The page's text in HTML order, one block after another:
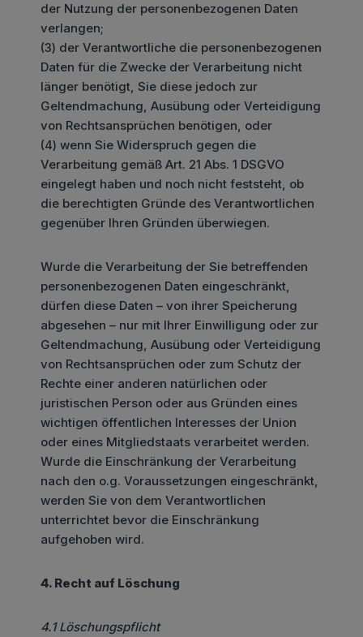
der Nutzung der personenbezogenen Daten
verlangen;
(3) der Verantwortliche die personenbezogenen
Daten für die Zwecke der Verarbeitung nicht
länger benötigt, Sie diese jedoch zur
Geltendmachung, Ausübung oder Verteidigung
von Rechtsansprüchen benötigen, oder
(4) wenn Sie Widerspruch gegen die
Verarbeitung gemäß Art. 21 Abs. 1 DSGVO
eingelegt haben und noch nicht feststeht, ob
die berechtigten Gründe des Verantwortlichen
gegenüber Ihren Gründen überwiegen.
Wurde die Verarbeitung der Sie betreffenden
personenbezogenen Daten eingeschränkt,
dürfen diese Daten – von ihrer Speicherung
abgesehen – nur mit Ihrer Einwilligung oder zur
Geltendmachung, Ausübung oder Verteidigung
von Rechtsansprüchen oder zum Schutz der
Rechte einer anderen natürlichen oder
juristischen Person oder aus Gründen eines
wichtigen öffentlichen Interesses der Union
oder eines Mitgliedstaats verarbeitet werden.
Wurde die Einschränkung der Verarbeitung
nach den o.g. Voraussetzungen eingeschränkt,
werden Sie von dem Verantwortlichen
unterrichtet bevor die Einschränkung
aufgehoben wird.
4. Recht auf Löschung
4.1 Löschungspflicht